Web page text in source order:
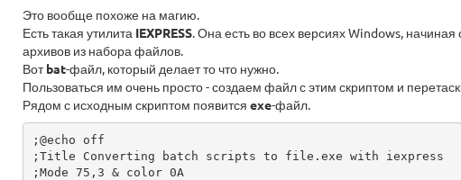
Это вообще похоже на магию.
Есть такая утилита IEXPRESS. Она есть во всех версиях Windows,
архивов из набора файлов.
Вотbat-файл, который делает то что нужно.
Пользоваться им очень просто - создаем файл с этим скриптом и
Рядом с исходным скриптом появится exe-файл.
;@echo off
;Title Converting batch scripts to file.exe with iexpress
;Mode 75,3 & color 0A